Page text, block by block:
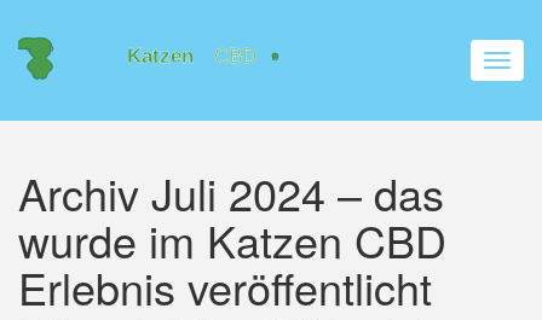
Archiv Juli 2024 – das
wurde im Katzen CBD
Erlebnis veröffentlicht